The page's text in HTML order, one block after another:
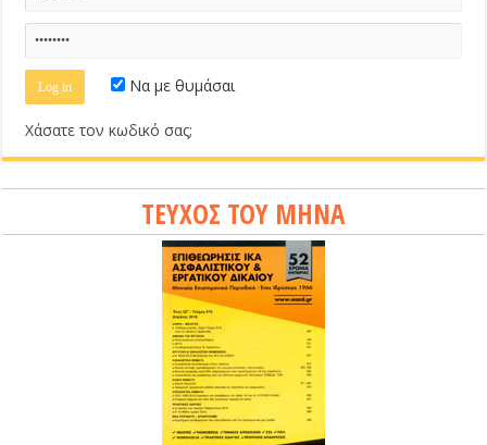
Να με θυμάσαι
Χάσατε τον κωδικό σας;
ΤΕΥΧΟΣ ΤΟΥ ΜΗΝΑ